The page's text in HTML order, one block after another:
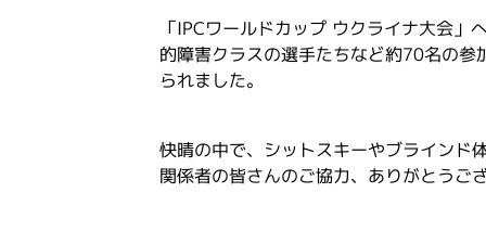
「IPCワールドカップ ウクライナ大会
的障害クラスの選手たちなど約70名の
られました。
快晴の中で、シットスキーやブラインド
関係者の皆さんのご協力、ありがとうご